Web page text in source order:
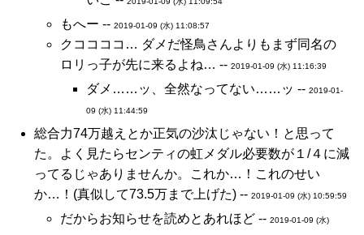
もへー -- 2019-01-09 (水) 11:08:57
クココココ… ダメだ怪鳥さんよりもまず同名の
ロリっ子が先に来るよね… -- 2019-01-09 (水) 11:16:39
ダメ……ッ、全然なってない……ッ -- 2019-01-
09 (水) 11:44:59
総合力74万越えとか正気の沙汰じゃない！と思って
た。よく見たらセンティの虹メダル必要数が１/４に減
ってるじゃありませんか。これか…！これのせい
か…！(真似して73.5万まで上げた) -- 2019-01-09 (水) 10:59:59
だからお知らせを読めとあれほど -- 2019-01-09 (水)